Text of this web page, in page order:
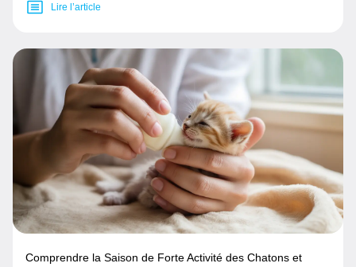
Lire l’article
Comprendre la Saison de Forte Activité des Chatons et